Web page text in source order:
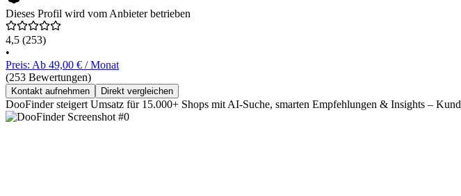
Dieses Profil wird vom Anbieter betrieben
4,5 (253)
•
Preis: Ab 49,00 € / Monat
(253 Bewertungen)
Kontakt aufnehmen Direkt vergleichen
DooFinder steigert Umsatz für 15.000+ Shops mit AI-Suche, smarten Empfehlungen & Insights –